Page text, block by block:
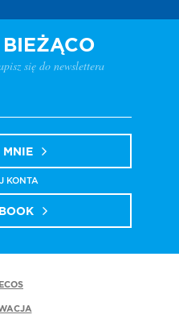
się do newslettera
MNIE
KONTA